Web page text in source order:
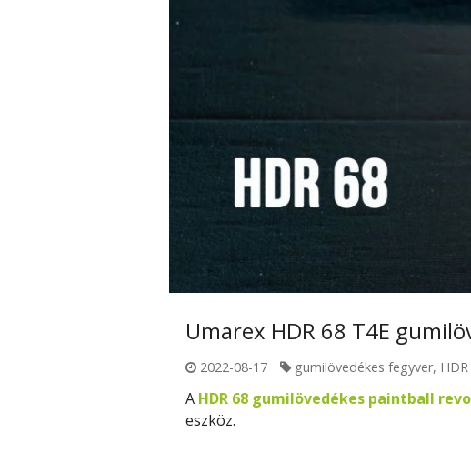
Umarex HDR 68 T4E
2022-08-17 gumilövedékes fegyver,
A HDR 68 gumilövedékes paintball
eszköz.